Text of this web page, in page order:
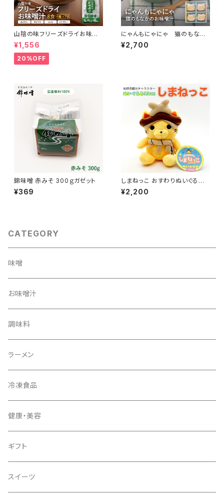
山陰の味フリーズドライお味噌
汁
¥1,556
20%OFF
にゃんもにゃにゃ 猫のもなか
のお味噌汁
¥2,700
錦味噌 赤みそ 300ｇガゼット
¥369
しまねっこ おすわりぬいぐるみ
(15cm)
¥2,200
CATEGORY
味噌
お味噌汁
調味料
ラーメン
冷凍食品
健康・美容
ギフト
スイーツ